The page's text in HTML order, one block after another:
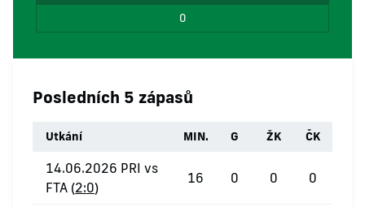
0
Posledních 5 zápasů
Utkání MIN. G ŽK ČK
14.06.2026 PRI vs
FTA (2:0)
16 0 0 0